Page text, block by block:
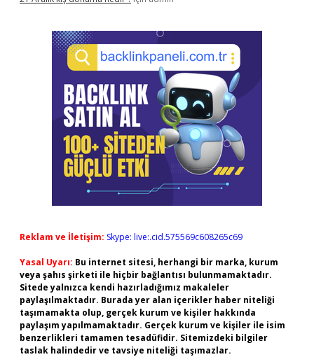
Reklam ve İletişim: Skype: live:.cid.575569c608265c69
Yasal Uyarı: Bu internet sitesi, herhangi bir marka, kurum
veya şahıs şirketi ile hiçbir bağlantısı bulunmamaktadır.
Sitede yalnızca kendi hazırladığımız makaleler
paylaşılmaktadır. Burada yer alan içerikler haber niteliği
taşımamakta olup, gerçek kurum ve kişiler hakkında
paylaşım yapılmamaktadır. Gerçek kurum ve kişiler ile isim
benzerlikleri tamamen tesadüfidir. Sitemizdeki bilgiler
taslak halindedir ve tavsiye niteliği taşımazlar.